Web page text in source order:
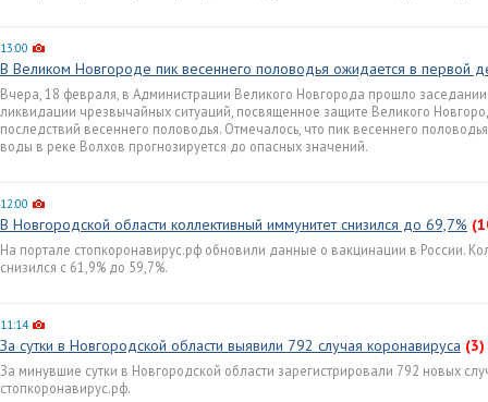
13:00
В Великом Новгороде пик весеннего половодья ожидается в первой
Вчера, 18 февраля, в Администрации Великого Новгорода прошло
ликвидации чрезвычайных ситуаций, посвященное защите Великого
последствий весеннего половодья. Отмечалось, что пик весеннего
воды в реке Волхов прогнозируется до опасных значений.
12:00
В Новгородской области коллективный иммунитет снизился до 69,7%
На портале стопкоронавирус.рф обновили данные о вакцинации в России.
снизился с 61,9% до 59,7%.
11:14
За сутки в Новгородской области выявили 792 случая коронавируса (3)
За минувшие сутки в Новгородской области зарегистрировали 792 новых
стопкоронавирус.рф.